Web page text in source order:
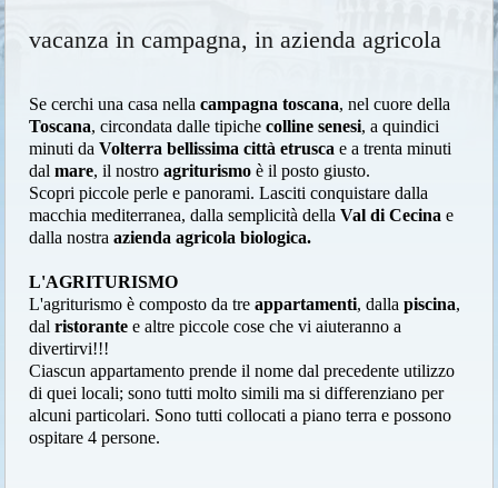
vacanza in campagna, in azienda agricola
Se cerchi una casa nellacampagna toscana, nel cuore della
Toscana, circondata dalle tipichecolline senesi, a quindici
minuti daVolterra bellissima città etrusca e a trenta minuti
dalmare, il nostroagriturismo è il posto giusto.
Scopri piccole perle e panorami. Lasciti conquistare dalla
macchia mediterranea, dalla semplicità dellaVal di Cecinae
dalla nostraazienda agricola biologica.
L'AGRITURISMO
L'agriturismo è composto da treappartamenti, dallapiscina,
dalristorantee altre piccole cose che vi aiuteranno a
divertirvi!!!
Ciascun appartamento prende il nome dal precedente utilizzo
di quei locali; sono tutti molto simili ma si differenziano per
alcuni particolari. Sono tutti collocati a piano terra e possono
ospitare 4 persone.